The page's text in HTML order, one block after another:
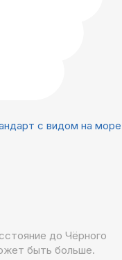
с видом на море
до Чёрного
быть больше.